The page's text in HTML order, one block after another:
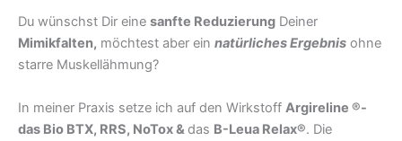
Du wünschst Dir eine sanfte Reduzierung Deiner
Mimikfalten, möchtest aber ein natürliches Ergebnis ohne
starre Muskellähmung?
In meiner Praxis setze ich auf den Wirkstoff Argireline ®-
das Bio BTX, RRS, NoTox & das B-Leua Relax®. Die